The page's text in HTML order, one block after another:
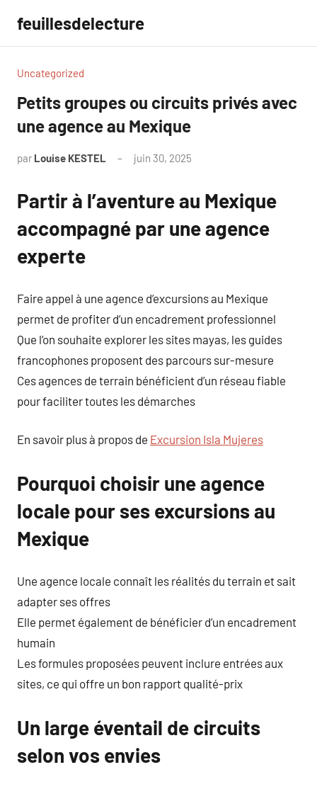
contenu
feuillesdelecture
Uncategorized
Petits groupes ou circuits privés avec
une agence au Mexique
par Louise KESTEL juin 30, 2025
Partir à l’aventure au Mexique
accompagné par une agence
experte
Faire appel à une agence d’excursions au Mexique
permet de profiter d’un encadrement professionnel
Que l’on souhaite explorer les sites mayas, les guides
francophones proposent des parcours sur-mesure
Ces agences de terrain bénéficient d’un réseau fiable
pour faciliter toutes les démarches
En savoir plus à propos de Excursion Isla Mujeres
Pourquoi choisir une agence
locale pour ses excursions au
Mexique
Une agence locale connaît les réalités du terrain et sait
adapter ses offres
Elle permet également de bénéficier d’un encadrement
humain
Les formules proposées peuvent inclure entrées aux
sites, ce qui offre un bon rapport qualité-prix
Un large éventail de circuits
selon vos envies